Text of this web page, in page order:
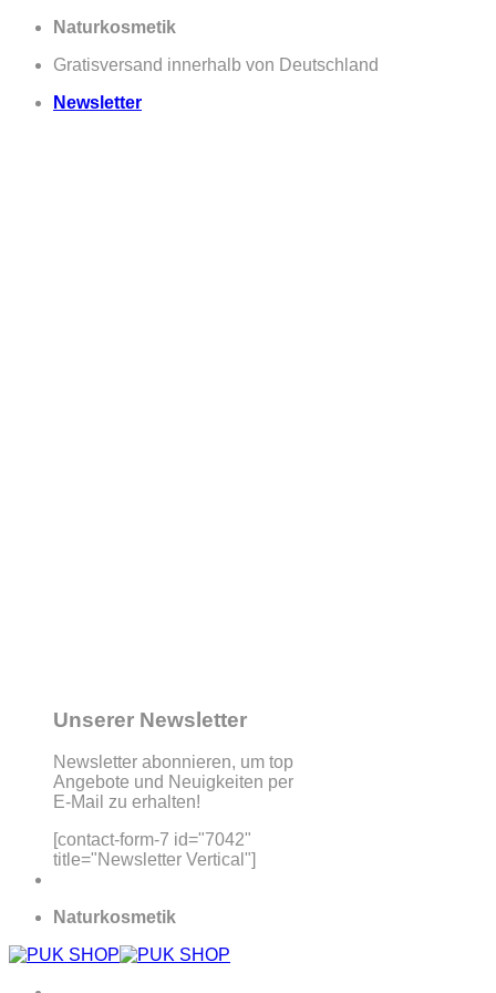
Zum
springen
Naturkosmetik
Gratisversand innerhalb von Deutschland
Newsletter
Unserer Newsletter
Newsletter abonnieren, um top
Angebote und Neuigkeiten per
E-Mail zu erhalten!
[contact-form-7 id="7042"
title="Newsletter Vertical"]
Naturkosmetik